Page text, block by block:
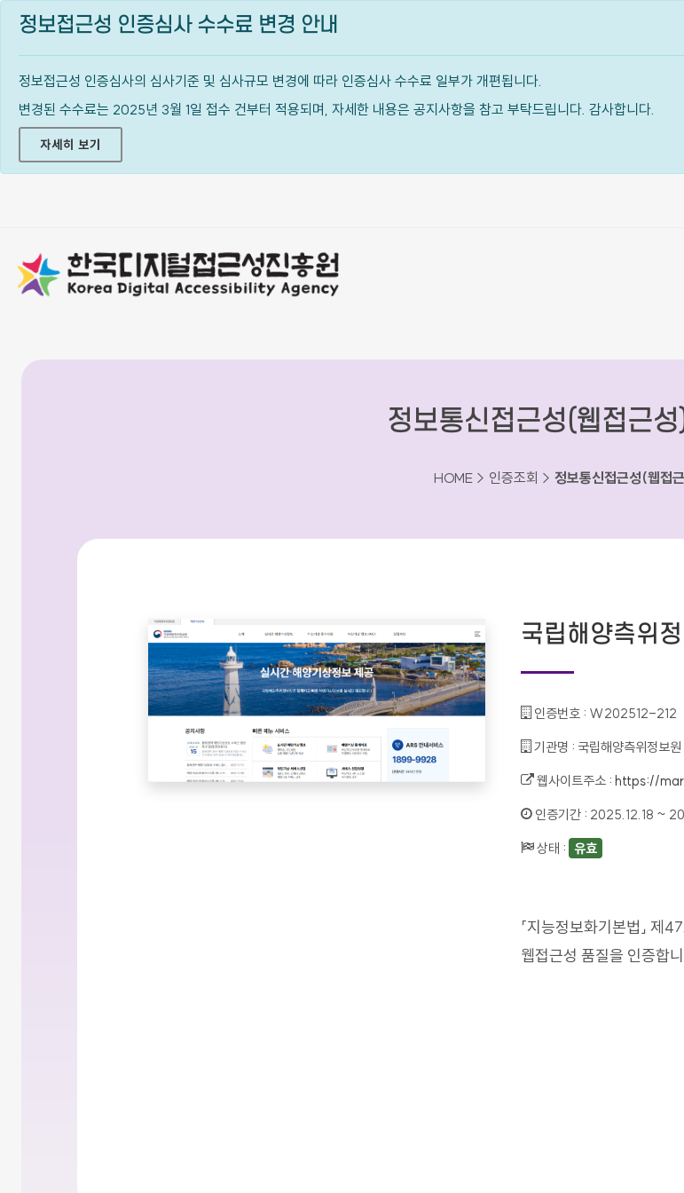
정보접근성 인증심사 수수료 변경 안내
정보접근성 인증심사의 심사기준 및 심사규모 변경에 따라 인증심사 수수료 일부가 개편됩니다.
변경된 수수료는 2025년 3월 1일 접수 건부터 적용되며, 자세한 내용은 공지사항을 참고 부탁드립니다. 감사합니다.
자세히 보기
정보통신접근성(웹접근성
HOME > 인증조회 > 정보통신접근성(웹접
국립해양측위
인증번호 : W202512-212
기관명 : 국립해양측위정보원
웹사이트주소 :https://
인증기간 : 2025.12.18 ~
상태 : 유효
「지능정보화기본법」 제
웹접근성 품질을 인증합